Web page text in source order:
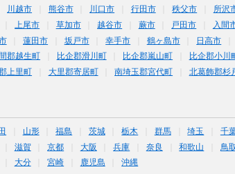
川越市 熊谷市 川口市 行田市 秩父市 所沢
上尾市 草加市 越谷市 蕨市 戸田市 入間
蓮田市 坂戸市 幸手市 鶴ヶ島市 日高市
郡越生町 比企郡滑川町 比企郡嵐山町 比企郡小川町
上里町 大里郡寄居町 南埼玉郡宮代町 北葛飾郡杉
山形 福島 茨城 栃木 群馬 埼玉 千
滋賀 京都 大阪 兵庫 奈良 和歌山 鳥
大分 宮崎 鹿児島 沖縄